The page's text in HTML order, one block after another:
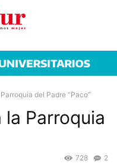
del Padre “Paco”
Parroquia
2
728